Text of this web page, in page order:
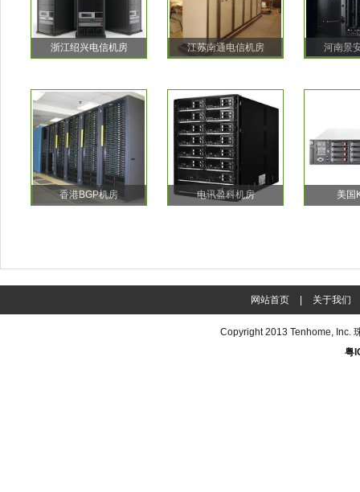
浙江绍兴电信机房 江苏南通电信机房 河南景
香港BGP机房 电讯盈科机房 美国
网站首页 关于我们
Copyright 2013 Tenhome, Inc.
粤